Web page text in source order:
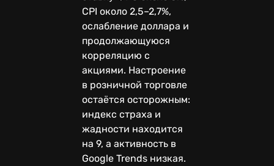
CPI около 2,5–2,7%,
ослабление доллара и
продолжающуюся
корреляцию с
акциями. Настроение
в розничной торговле
остаётся осторожным:
индекс страха и
жадности находится
на 9, а активность в
Google Trends низкая.